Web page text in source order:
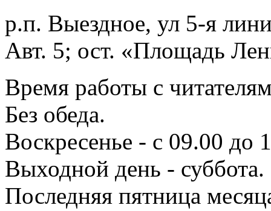
р.п. Выездное, ул 5-я
Авт. 5; ост. «Площадь
Время работы с
Без обеда.
Воскресенье - с 09.00 до
Выходной день - суббота.
Последняя пятница